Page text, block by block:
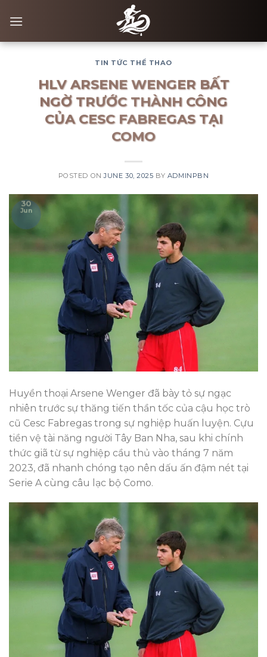
TIN TỨC THỂ THAO
HLV ARSENE WENGER BẤT
NGỜ TRƯỚC THÀNH CÔNG
CỦA CESC FABREGAS TẠI
COMO
POSTED ONJUNE 30, 2025 BY ADMINPBN
30
Jun
Huyền thoại Arsene Wenger đã bày tỏ sự ngạc
nhiên trước sự thăng tiến thần tốc của cậu học trò
cũ Cesc Fabregas trong sự nghiệp huấn luyện. Cựu
tiền vệ tài năng người Tây Ban Nha, sau khi chính
thức giã từ sự nghiệp cầu thủ vào tháng 7 năm
2023, đã nhanh chóng tạo nên dấu ấn đậm nét tại
Serie A cùng câu lạc bộ Como.